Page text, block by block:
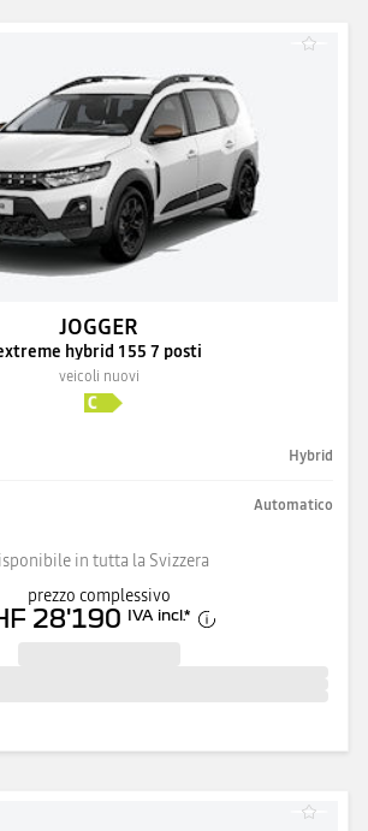
JOGGER
hybrid 155 7 posti
veicoli nuovi
Hybrid
Automatico
in tutta la Svizzera
prezzo complessivo
28'190 IVA incl.*